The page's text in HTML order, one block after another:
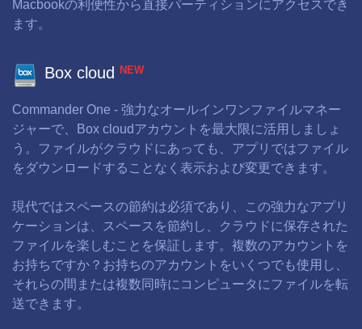
Macbookの利便性から直接パーティションにアクセスでき
ます。
Box cloud NEW
Commander One - 強力なオールインワンファイルマネー
ジャーで、Box cloudアカウントを最大限に活用しましょ
う。ファイルがクラウドにあっても、アプリではファイル
をダウンロードすることなく表示および変更できます。
現代ではスペースの節約は必須であり、この強力なアプリ
ケーションは、スペースを節約し、クラウドに保存された
ファイルを楽しむことを保証します。複数のアカウントを
お持ちですか？お持ちのアカウントをいくつでも使用し、
それらの間または複数同時にコンピュータにファイルを転
送できます。